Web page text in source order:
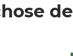
de